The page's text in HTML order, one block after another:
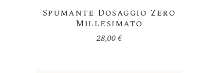
Spumante Dosaggio Zero
Millesimato
28,00€